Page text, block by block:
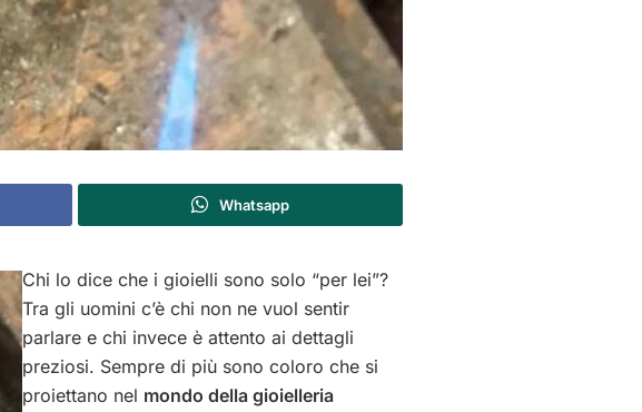
Whatsapp
Chi lo dice che i gioielli sono solo “per lei”?
Tra gli uomini c’è chi non ne vuol sentir
parlare e chi invece è attento ai dettagli
preziosi. Sempre di più sono coloro che si
proiettano nel mondo della gioielleria